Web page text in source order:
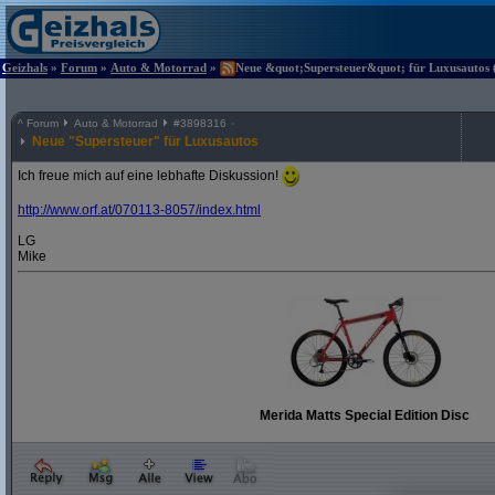
Geizhals » Forum » Auto & Motorrad » Neue &quot;Supersteuer&quot; für Luxusautos
^ Forum Auto & Motorrad #3898316
Neue "Supersteuer" für Luxusautos
Ich freue mich auf eine lebhafte Diskussion!
http://www.orf.at/070113-8057/index.html
LG
Mike
Merida Matts Special Edition Disc